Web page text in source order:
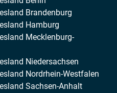
Brandenburg
Hamburg
Mecklenburg-
Niedersachsen
Nordrhein-Westfalen
Sachsen-Anhalt